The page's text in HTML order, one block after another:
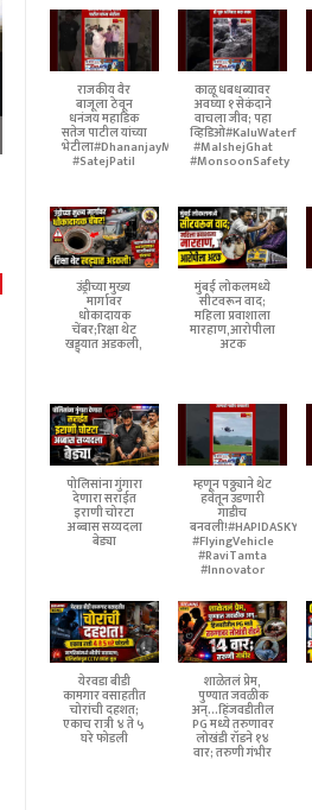
राजकीय वैर
बाजूला ठेवून
धनंजय महाडिक
सतेज पाटील यांच्या
भेटीला#DhananjayMahadik
#SatejPatil
काळू धबधब्यावर
अवघ्या १ सेकंदाने
वाचला जीव; पहा
व्हिडिओ#KaluWaterfall
#MalshejGhat
#MonsoonSafety
उंड्रीच्या मुख्य
मार्गावर
धोकादायक
चेंबर;रिक्षा थेट
खड्ड्यात अडकली,
मुंबई लोकलमध्ये
सीटवरून वाद;
महिला प्रवाशाला
मारहाण,आरोपीला
अटक
पोलिसांना गुंगारा
देणारा सराईत
इराणी चोरटा
अब्बास सय्यदला
बेड्या
म्हणून पठ्ठ्याने थेट
हवेतून उडणारी
गाडीच
बनवली!#HAPIDASKYNeX
#FlyingVehicle
#RaviTamta
#Innovator
येरवडा बीडी
कामगार वसाहतीत
चोरांची दहशत;
एकाच रात्री ४ ते ५
घरे फोडली
शाळेतलं प्रेम,
पुण्यात जवळीक
अन्...हिंजवडीतील
PG मध्ये तरुणावर
लोखंडी रॉडने १४
वार; तरुणी गंभीर